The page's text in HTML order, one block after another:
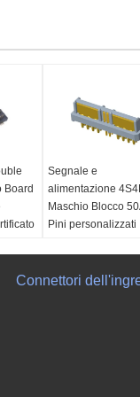
Board
Segnale e
alimentazione
Maschio Blocco
Pini personalizzati
nominale:50A/Pin
Connettori